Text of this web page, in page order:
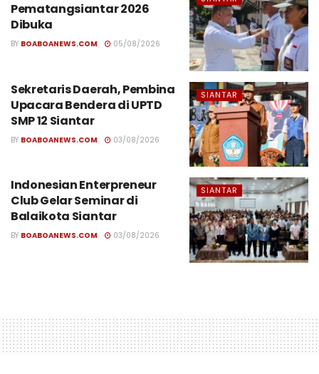
Pematangsiantar 2026
Dibuka
BY BOABOANEWS.COM 05/08/2026
SIANTAR
Sekretaris Daerah, Pembina
Upacara Bendera di UPTD
SMP 12 Siantar
BY BOABOANEWS.COM 03/08/2026
SIANTAR
Indonesian Enterpreneur
Club Gelar Seminar di
Balaikota Siantar
BY BOABOANEWS.COM 03/08/2026